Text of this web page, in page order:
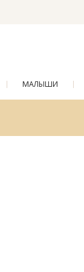
МАЛЫШИ